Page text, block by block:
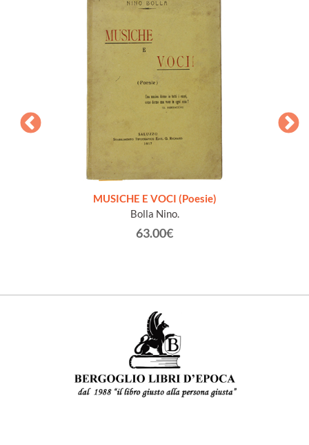
MUSICHE E VOCI (Poesie)
Bolla Nino.
63.00€